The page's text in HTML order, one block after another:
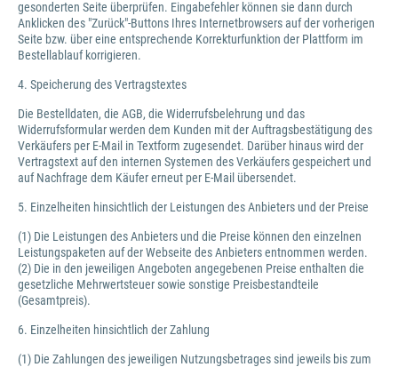
gesonderten Seite überprüfen. Eingabefehler können sie dann durch
Anklicken des "Zurück"-Buttons Ihres Internetbrowsers auf der vorherigen
Seite bzw. über eine entsprechende Korrekturfunktion der Plattform im
Bestellablauf korrigieren.
4. Speicherung des Vertragstextes
Die Bestelldaten, die AGB, die Widerrufsbelehrung und das
Widerrufsformular werden dem Kunden mit der Auftragsbestätigung des
Verkäufers per E-Mail in Textform zugesendet. Darüber hinaus wird der
Vertragstext auf den internen Systemen des Verkäufers gespeichert und
auf Nachfrage dem Käufer erneut per E-Mail übersendet.
5. Einzelheiten hinsichtlich der Leistungen des Anbieters und der Preise
(1) Die Leistungen des Anbieters und die Preise können den einzelnen
Leistungspaketen auf der Webseite des Anbieters entnommen werden.
(2) Die in den jeweiligen Angeboten angegebenen Preise enthalten die
gesetzliche Mehrwertsteuer sowie sonstige Preisbestandteile
(Gesamtpreis).
6. Einzelheiten hinsichtlich der Zahlung
(1) Die Zahlungen des jeweiligen Nutzungsbetrages sind jeweils bis zum